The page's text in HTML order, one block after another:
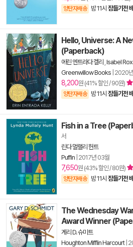
양탄자배송 밤 11시 잠들기전
Hello, Universe: A
(Paperback)
에린 엔트라다 켈리 Isabel
Greenwillow Books 2020
8,200원 (41% 할인 / 90원)
양탄자배송 밤 11시 잠들기전
Fish in a Tree
서
린다 멀랠리 헌트
Puffin 2017년 03월
7,650원 (43% 할인 / 80원)
양탄자배송 밤 11시 잠들기전
The Wednesday
Award Winner
게리 D. 슈미트
Houghton Mifflin Harcourt|